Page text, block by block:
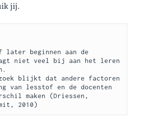
jij.
later beginnen aan de
niet veel bij aan het leren
blijkt dat andere factoren
van lesstof en de docenten
maken (Driessen,
2010)